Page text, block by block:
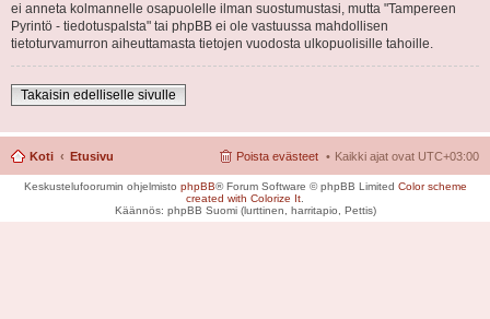
ei anneta kolmannelle osapuolelle ilman suostumustasi, mutta "Tampereen
Pyrintö - tiedotuspalsta" tai phpBB ei ole vastuussa mahdollisen
tietoturvamurron aiheuttamasta tietojen vuodosta ulkopuolisille tahoille.
Takaisin edelliselle sivulle
Koti Etusivu Kaikki ajat ovat UTC+03:00
Poista evästeet
Keskustelufoorumin ohjelmisto phpBB® Forum Software © phpBB Limited Color scheme
created with Colorize It
Käännös: phpBB Suomi (lurttinen, harritapio, Pettis)